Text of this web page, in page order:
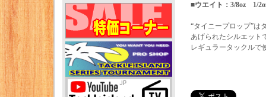
■ウエイト：3/8oz 1/
“タイニープロップ”は
あげられたシルエット
レギュラータックルで